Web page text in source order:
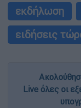
εκδήλωση
ειδήσεις
Live όλες οι